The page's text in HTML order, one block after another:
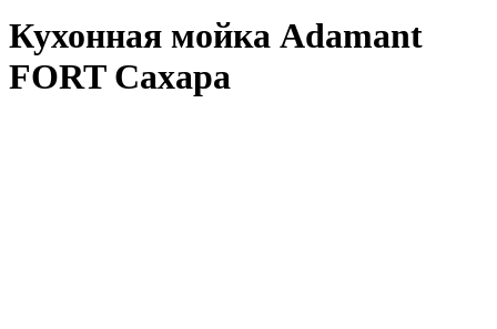
Кухонная мойка Adamant
FORT Сахара